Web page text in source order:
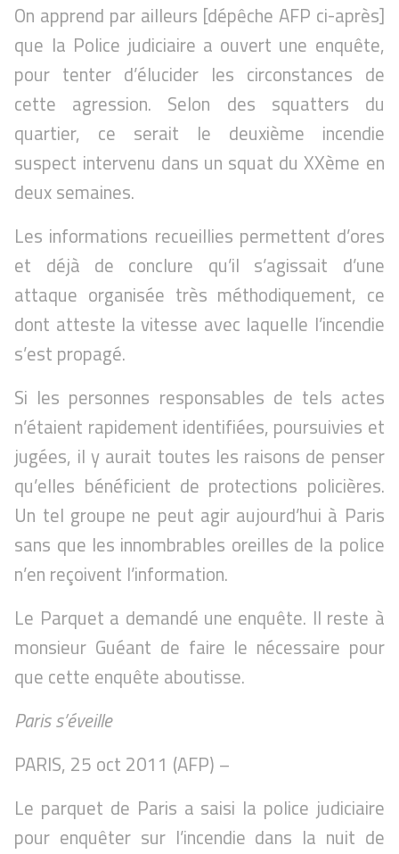
On apprend par ailleurs [dépêche AFP ci-après]
que la Police judiciaire a ouvert une enquête,
pour tenter d’élucider les circonstances de
cette agression. Selon des squatters du
quartier, ce serait le deuxième incendie
suspect intervenu dans un squat du XXème en
deux semaines.
Les informations recueillies permettent d’ores
et déjà de conclure qu’il s’agissait d’une
attaque organisée très méthodiquement, ce
dont atteste la vitesse avec laquelle l’incendie
s’est propagé.
Si les personnes responsables de tels actes
n’étaient rapidement identifiées, poursuivies et
jugées, il y aurait toutes les raisons de penser
qu’elles bénéficient de protections policières.
Un tel groupe ne peut agir aujourd’hui à Paris
sans que les innombrables oreilles de la police
n’en reçoivent l’information.
Le Parquet a demandé une enquête. Il reste à
monsieur Guéant de faire le nécessaire pour
que cette enquête aboutisse.
Paris s’éveille
PARIS, 25 oct 2011 (AFP) –
Le parquet de Paris a saisi la police judiciaire
pour enquêter sur l’incendie dans la nuit de